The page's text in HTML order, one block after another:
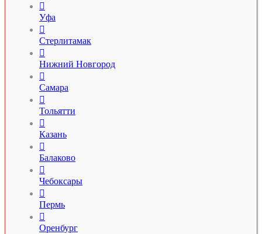

Уфа

Стерлитамак

Нижний Новгород

Самара

Тольятти

Казань

Балаково

Чебоксары

Пермь

Оренбург